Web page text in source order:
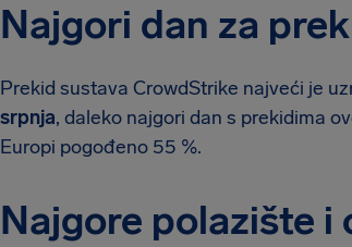
Najgori dan za
Prekid sustava CrowdStrike najveći je
srpnja, daleko najgori dan s prekidima
Europi pogođeno 55 %.
Najgore polazište i